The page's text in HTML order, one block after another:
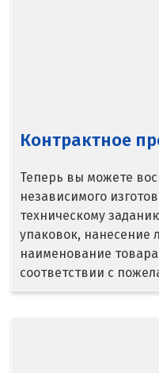
Смоленск
Снежинск
Сочи
Среднеуральск
Контрактное
Теперь вы можете
независимого
техническому
упаковок, нанесение
наименование
соответствии с